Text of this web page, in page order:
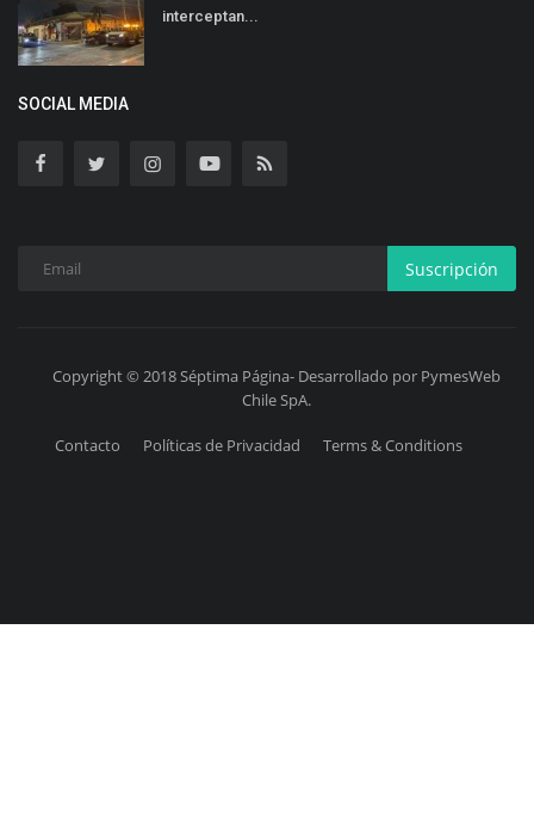
interceptan...
SOCIAL MEDIA
Suscripción
Copyright © 2018 Séptima Página- Desarrollado por PymesWeb
Chile SpA.
Contacto Políticas de Privacidad Terms & Conditions